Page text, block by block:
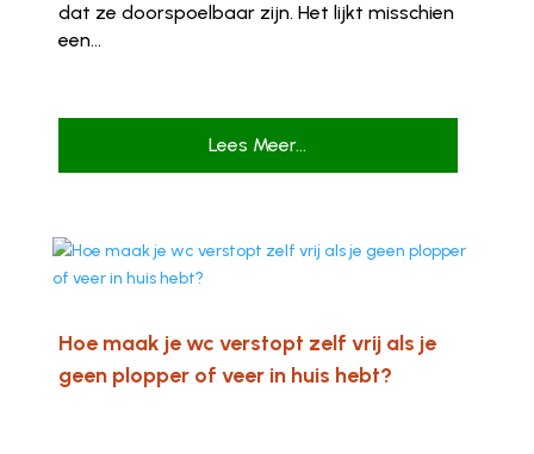
dat ze doorspoelbaar zijn. Het lijkt misschien
een...
Lees Meer...
Hoe maak je wc verstopt zelf vrij als je
geen plopper of veer in huis hebt?